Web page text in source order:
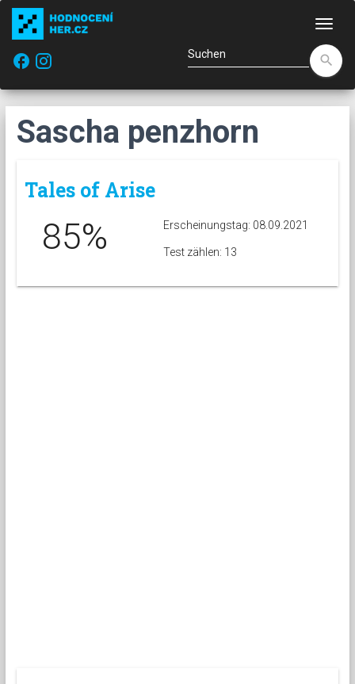
facebook
search
Sascha penzhorn
Tales of Arise
85% Erscheinungstag: 08.09.2021
Test zählen: 13